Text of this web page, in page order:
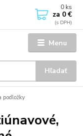
Menu
Hľadať
0 ks
za 0 €
podložky